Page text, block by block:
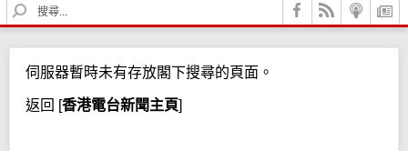
S
e
c
h
伺服器暫時未有存放閣下搜尋的頁面。
返回 [香港電台新聞主頁]